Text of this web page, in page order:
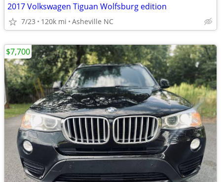
2017 Volkswagen Tiguan Wolfsburg edition
7/23 120k mi Asheville NC
$7,700